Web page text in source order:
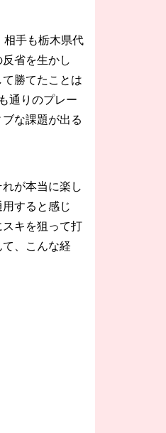
相手も栃木県代
省を生かし
勝てたことは
通りのプレー
な課題が出る
が本当に楽し
すると感じ
キを狙って打
、こんな経